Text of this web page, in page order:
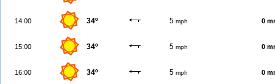
14:00 34º 5 mph 0
15:00 34º 5 mph 0
16:00 34º 5 mph 0